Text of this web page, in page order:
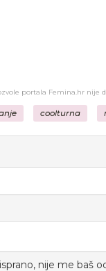
portala Femina.hr nije
coolturna
nije me baš